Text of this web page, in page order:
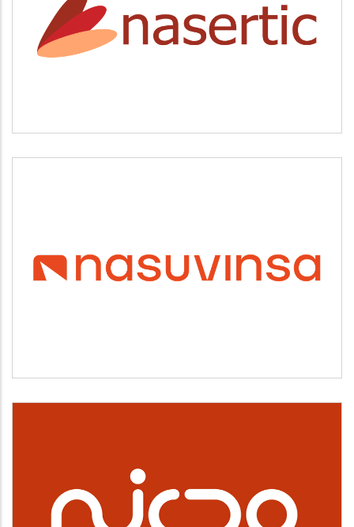
NASERTIC
Servicios tecnológicos y modernización
NASUVINSA
Vivienda y urbanismo
NICDO